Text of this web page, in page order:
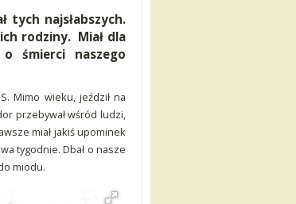
tych najsłabszych.
rodziny. Miał dla
śmierci naszego
Mimo wieku, jeździł na
przebywał wśród ludzi,
miał jakiś upominek
tygodnie. Dbał o nasze
miodu.